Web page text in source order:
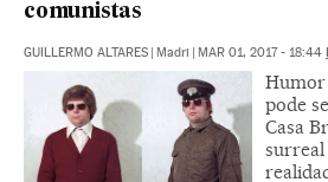
comunistas
GUILLERMO ALTARES | Madri | MAR 01, 2017 - 18:44
Humor
pode
Casa
surreal